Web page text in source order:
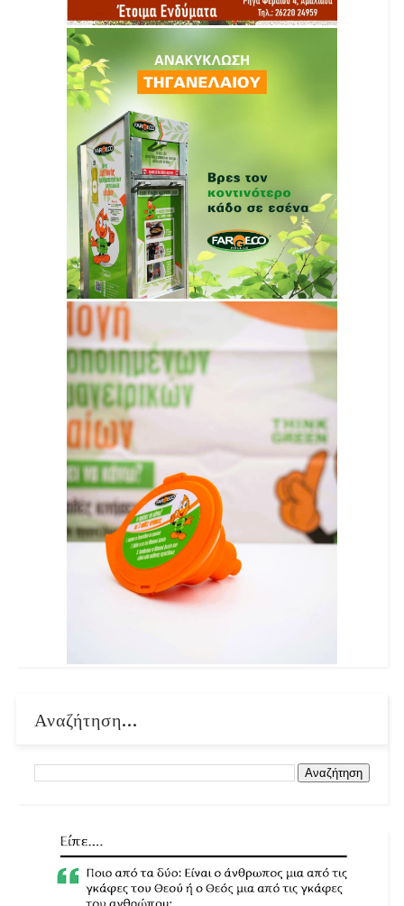
Αναζήτηση...